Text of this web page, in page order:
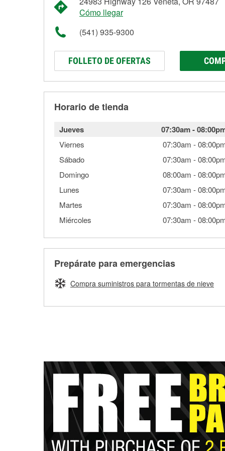
Cómo llegar
(541) 935-9300
FOLLETO DE OFERTAS
Horario de tienda
Jueves 07:30am-
Viernes 07:30am -
Sábado
07:30am -
Domingo
08:00am -
Lunes
07:30am -
Martes
07:30am -
Miércoles
07:30am -
Prepárate para emergencias
Compra suministros para tormentas de nieve